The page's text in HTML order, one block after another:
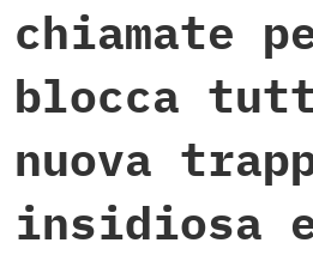
chiamate
blocca
nuova
insidiosa